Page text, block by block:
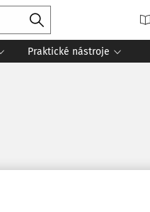
Praktické nástroje